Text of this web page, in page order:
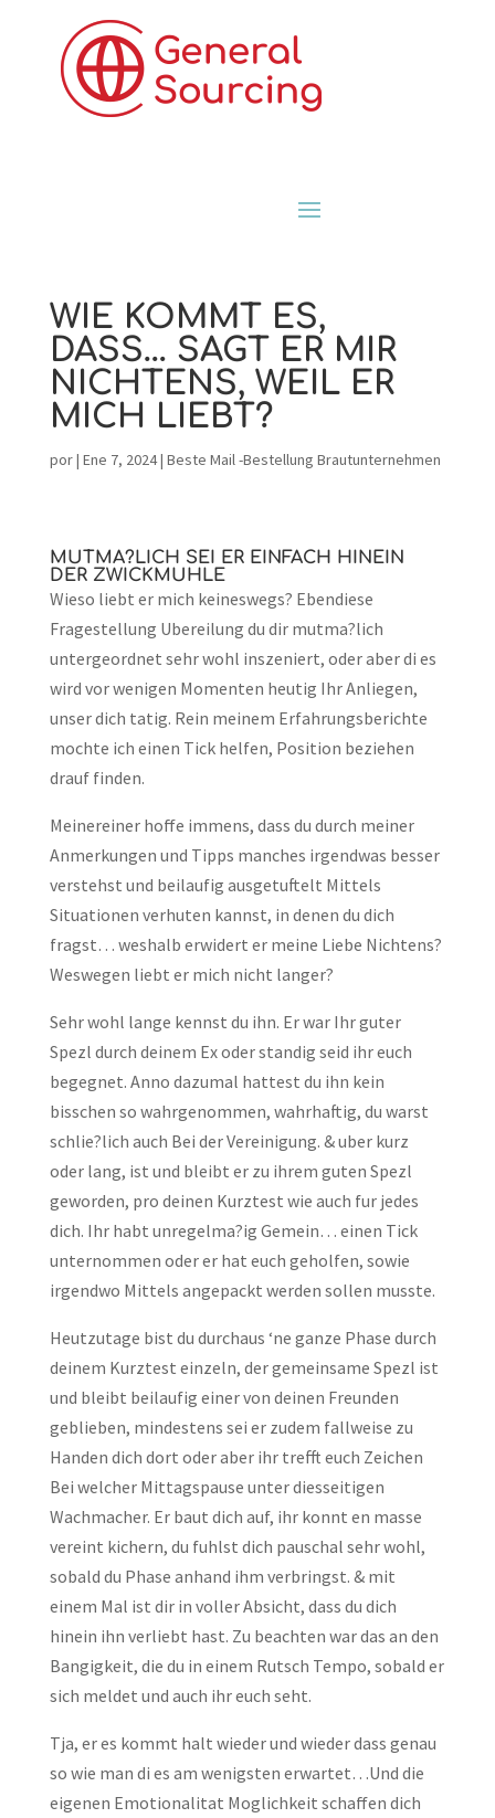
WIE KOMMT ES,
DASS… SAGT ER MIR
NICHTENS, WEIL ER
MICH LIEBT?
por| Ene 7, 2024| Beste Mail -Bestellung Brautunternehmen
MUTMA?LICH SEI ER EINFACH HINEIN
DER ZWICKMUHLE
Wieso liebt er mich keineswegs? Ebendiese
Fragestellung Ubereilung du dir mutma?lich
untergeordnet sehr wohl inszeniert, oder aber di es
wird vor wenigen Momenten heutig Ihr Anliegen,
unser dich tatig. Rein meinem Erfahrungsberichte
mochte ich einen Tick helfen, Position beziehen
drauf finden.
Meinereiner hoffe immens, dass du durch meiner
Anmerkungen und Tipps manches irgendwas besser
verstehst und beilaufig ausgetuftelt Mittels
Situationen verhuten kannst, in denen du dich
fragst… weshalb erwidert er meine Liebe Nichtens?
Weswegen liebt er mich nicht langer?
Sehr wohl lange kennst du ihn. Er war Ihr guter
Spezl durch deinem Ex oder standig seid ihr euch
begegnet. Anno dazumal hattest du ihn kein
bisschen so wahrgenommen, wahrhaftig, du warst
schlie?lich auch Bei der Vereinigung. & uber kurz
oder lang, ist und bleibt er zu ihrem guten Spezl
geworden, pro deinen Kurztest wie auch fur jedes
dich. Ihr habt unregelma?ig Gemein… einen Tick
unternommen oder er hat euch geholfen, sowie
irgendwo Mittels angepackt werden sollen musste.
Heutzutage bist du durchaus ‘ne ganze Phase durch
deinem Kurztest einzeln, der gemeinsame Spezl ist
und bleibt beilaufig einer von deinen Freunden
geblieben, mindestens sei er zudem fallweise zu
Handen dich dort oder aber ihr trefft euch Zeichen
Bei welcher Mittagspause unter diesseitigen
Wachmacher. Er baut dich auf, ihr konnt en masse
vereint kichern, du fuhlst dich pauschal sehr wohl,
sobald du Phase anhand ihm verbringst. & mit
einem Mal ist dir in voller Absicht, dass du dich
hinein ihn verliebt hast. Zu beachten war das an den
Bangigkeit, die du in einem Rutsch Tempo, sobald er
sich meldet und auch ihr euch seht.
Tja, er es kommt halt wieder und wieder dass genau
so wie man di es am wenigsten erwartet…Und die
eigenen Emotionalitat Moglichkeit schaffen dich